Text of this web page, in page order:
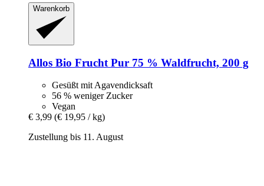
Warenkorb
Allos Bio Frucht Pur 75 % Waldfrucht, 200 g
Gesüßt mit Agavendicksaft
56 % weniger Zucker
Vegan
€ 3,99 (€ 19,95 / kg)
Zustellung bis 11. August